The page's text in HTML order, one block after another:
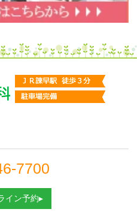
7700
イン予約▸